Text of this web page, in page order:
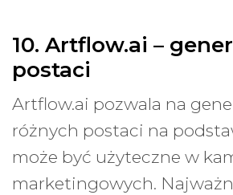
10. Artflow.ai –
postaci
Artflow.ai pozwala na
różnych postaci na
może być użyteczne w
marketingowych.